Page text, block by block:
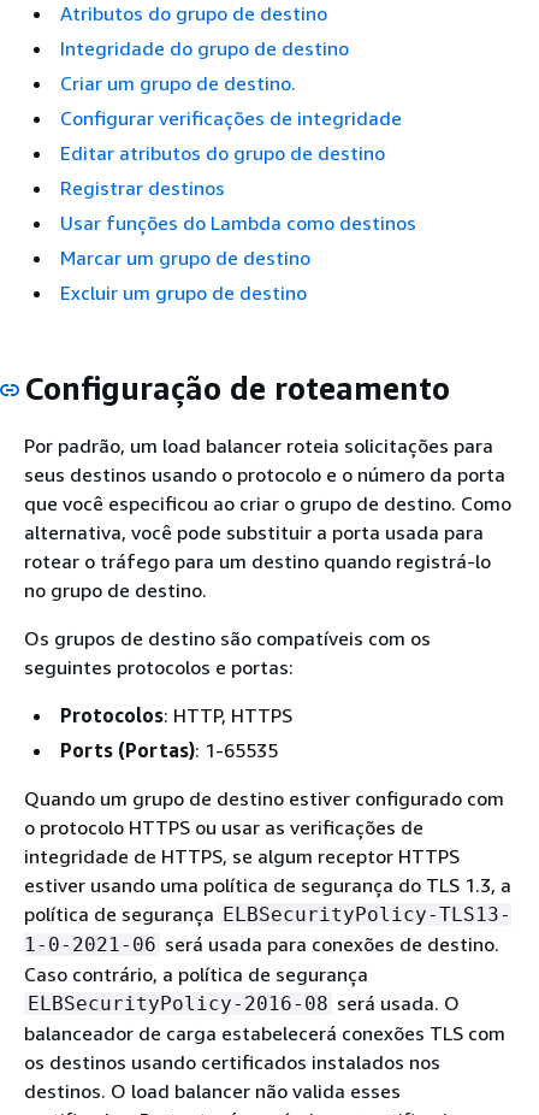
Atributos do grupo de destino
Integridade do grupo de destino
Criar um grupo de destino.
Configurar verificações de integridade
Editar atributos do grupo de destino
Registrar destinos
Usar funções do Lambda como destinos
Marcar um grupo de destino
Excluir um grupo de destino
Configuração de roteamento
Por padrão, um load balancer roteia solicitações para
seus destinos usando o protocolo e o número da porta
que você especificou ao criar o grupo de destino. Como
alternativa, você pode substituir a porta usada para
rotear o tráfego para um destino quando registrá-lo
no grupo de destino.
Os grupos de destino são compatíveis com os
seguintes protocolos e portas:
Protocolos: HTTP, HTTPS
Ports (Portas): 1-65535
Quando um grupo de destino estiver configurado com
o protocolo HTTPS ou usar as verificações de
integridade de HTTPS, se algum receptor HTTPS
estiver usando uma política de segurança do TLS 1.3, a
política de segurança ELBSecurityPolicy-TLS13-
1-0-2021-06 será usada para conexões de destino.
Caso contrário, a política de segurança
ELBSecurityPolicy-2016-08 será usada. O
balanceador de carga estabelecerá conexões TLS com
os destinos usando certificados instalados nos
destinos. O load balancer não valida esses